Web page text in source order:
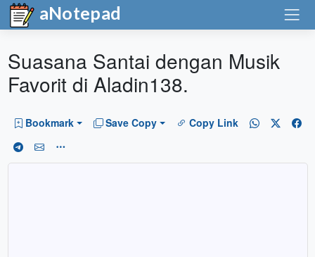
aNotepad
Suasana Santai dengan Musik
Favorit di Aladin138.
Bookmark Save Copy Copy Link